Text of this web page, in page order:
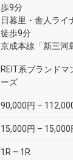
歩9分
日暮里・舎人ライ
徒歩9分
京成本線「新三河
REIT系ブランド
ーズ
90,000円 –
15,000円 – 15,000
1R – 1R